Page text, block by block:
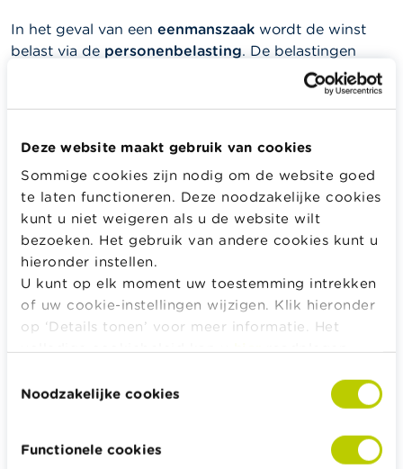
Deze website maakt gebruik van cookies
Sommige cookies zijn nodig om de website goed
te laten functioneren. Deze noodzakelijke cookies
kunt u niet weigeren als u de website wilt
bezoeken. Het gebruik van andere cookies kunt u
hieronder instellen.
U kunt op elk moment uw toestemming intrekken
of uw cookie-instellingen wijzigen. Klik hieronder
op ‘Details tonen’ voor meer informatie. Het
Noodzakelijke cookies
Functionele cookies
In het geval van een eenmanszaak wordt de winst
belast via de personenbelasting. De belastingen
worden berekend op het netto beroepsinkomen
(= beroepsinkomsten - beroepskosten). Het
percentage belastingen dat je moet betalen zal
Weetje
In België is de personenbelasting progressief:
hoe meer je verdient, hoe meer belasting je moet
betalen.
Voor vennootschappen
Vennootschappenzijn onderworpen
vennootschapsbelasting is uniform en bedraagt